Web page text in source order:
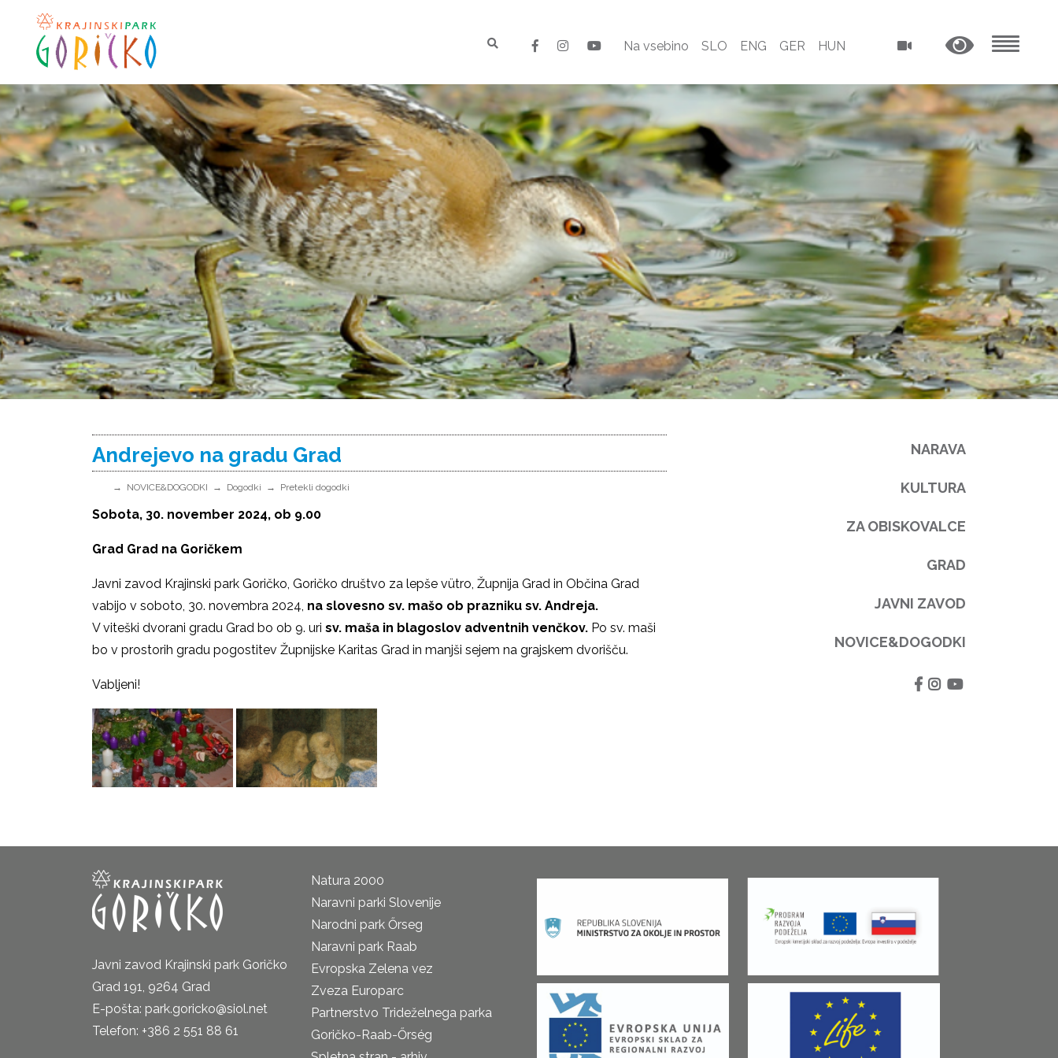
Na vsebino SLO ENG GER HUN
Andrejevo na gradu Grad
NOVICE&DOGODKI Dogodki Pretekli dogodki
Sobota, 30. november 2024, ob 9.00
Grad Grad na Goričkem
Javni zavod Krajinski park Goričko, Goričko društvo za lepše vütro, Župnija Grad in Občina Grad
vabijo v soboto, 30. novembra 2024, na slovesno sv. mašo ob prazniku sv. Andreja.
V viteški dvorani gradu Grad bo ob 9. uri sv. maša in blagoslov adventnih venčkov. Po sv. maši
bo v prostorih gradu pogostitev Župnijske Karitas Grad in manjši sejem na grajskem dvorišču.
Vabljeni!
NARAVA
KULTURA
ZA OBISKOVALCE
GRAD
JAVNI ZAVOD
NOVICE&DOGODKI
Javni zavod Krajinski park Goričko
Grad 191, 9264 Grad
E-pošta: park.goricko@siol.net
Telefon: +386 2 551 88 61
Natura 2000
Naravni parki Slovenije
Narodni park Őrseg
Naravni park Raab
Evropska Zelena vez
Zveza Europarc
Partnerstvo Trideželnega parka
Goričko-Raab-Őrség